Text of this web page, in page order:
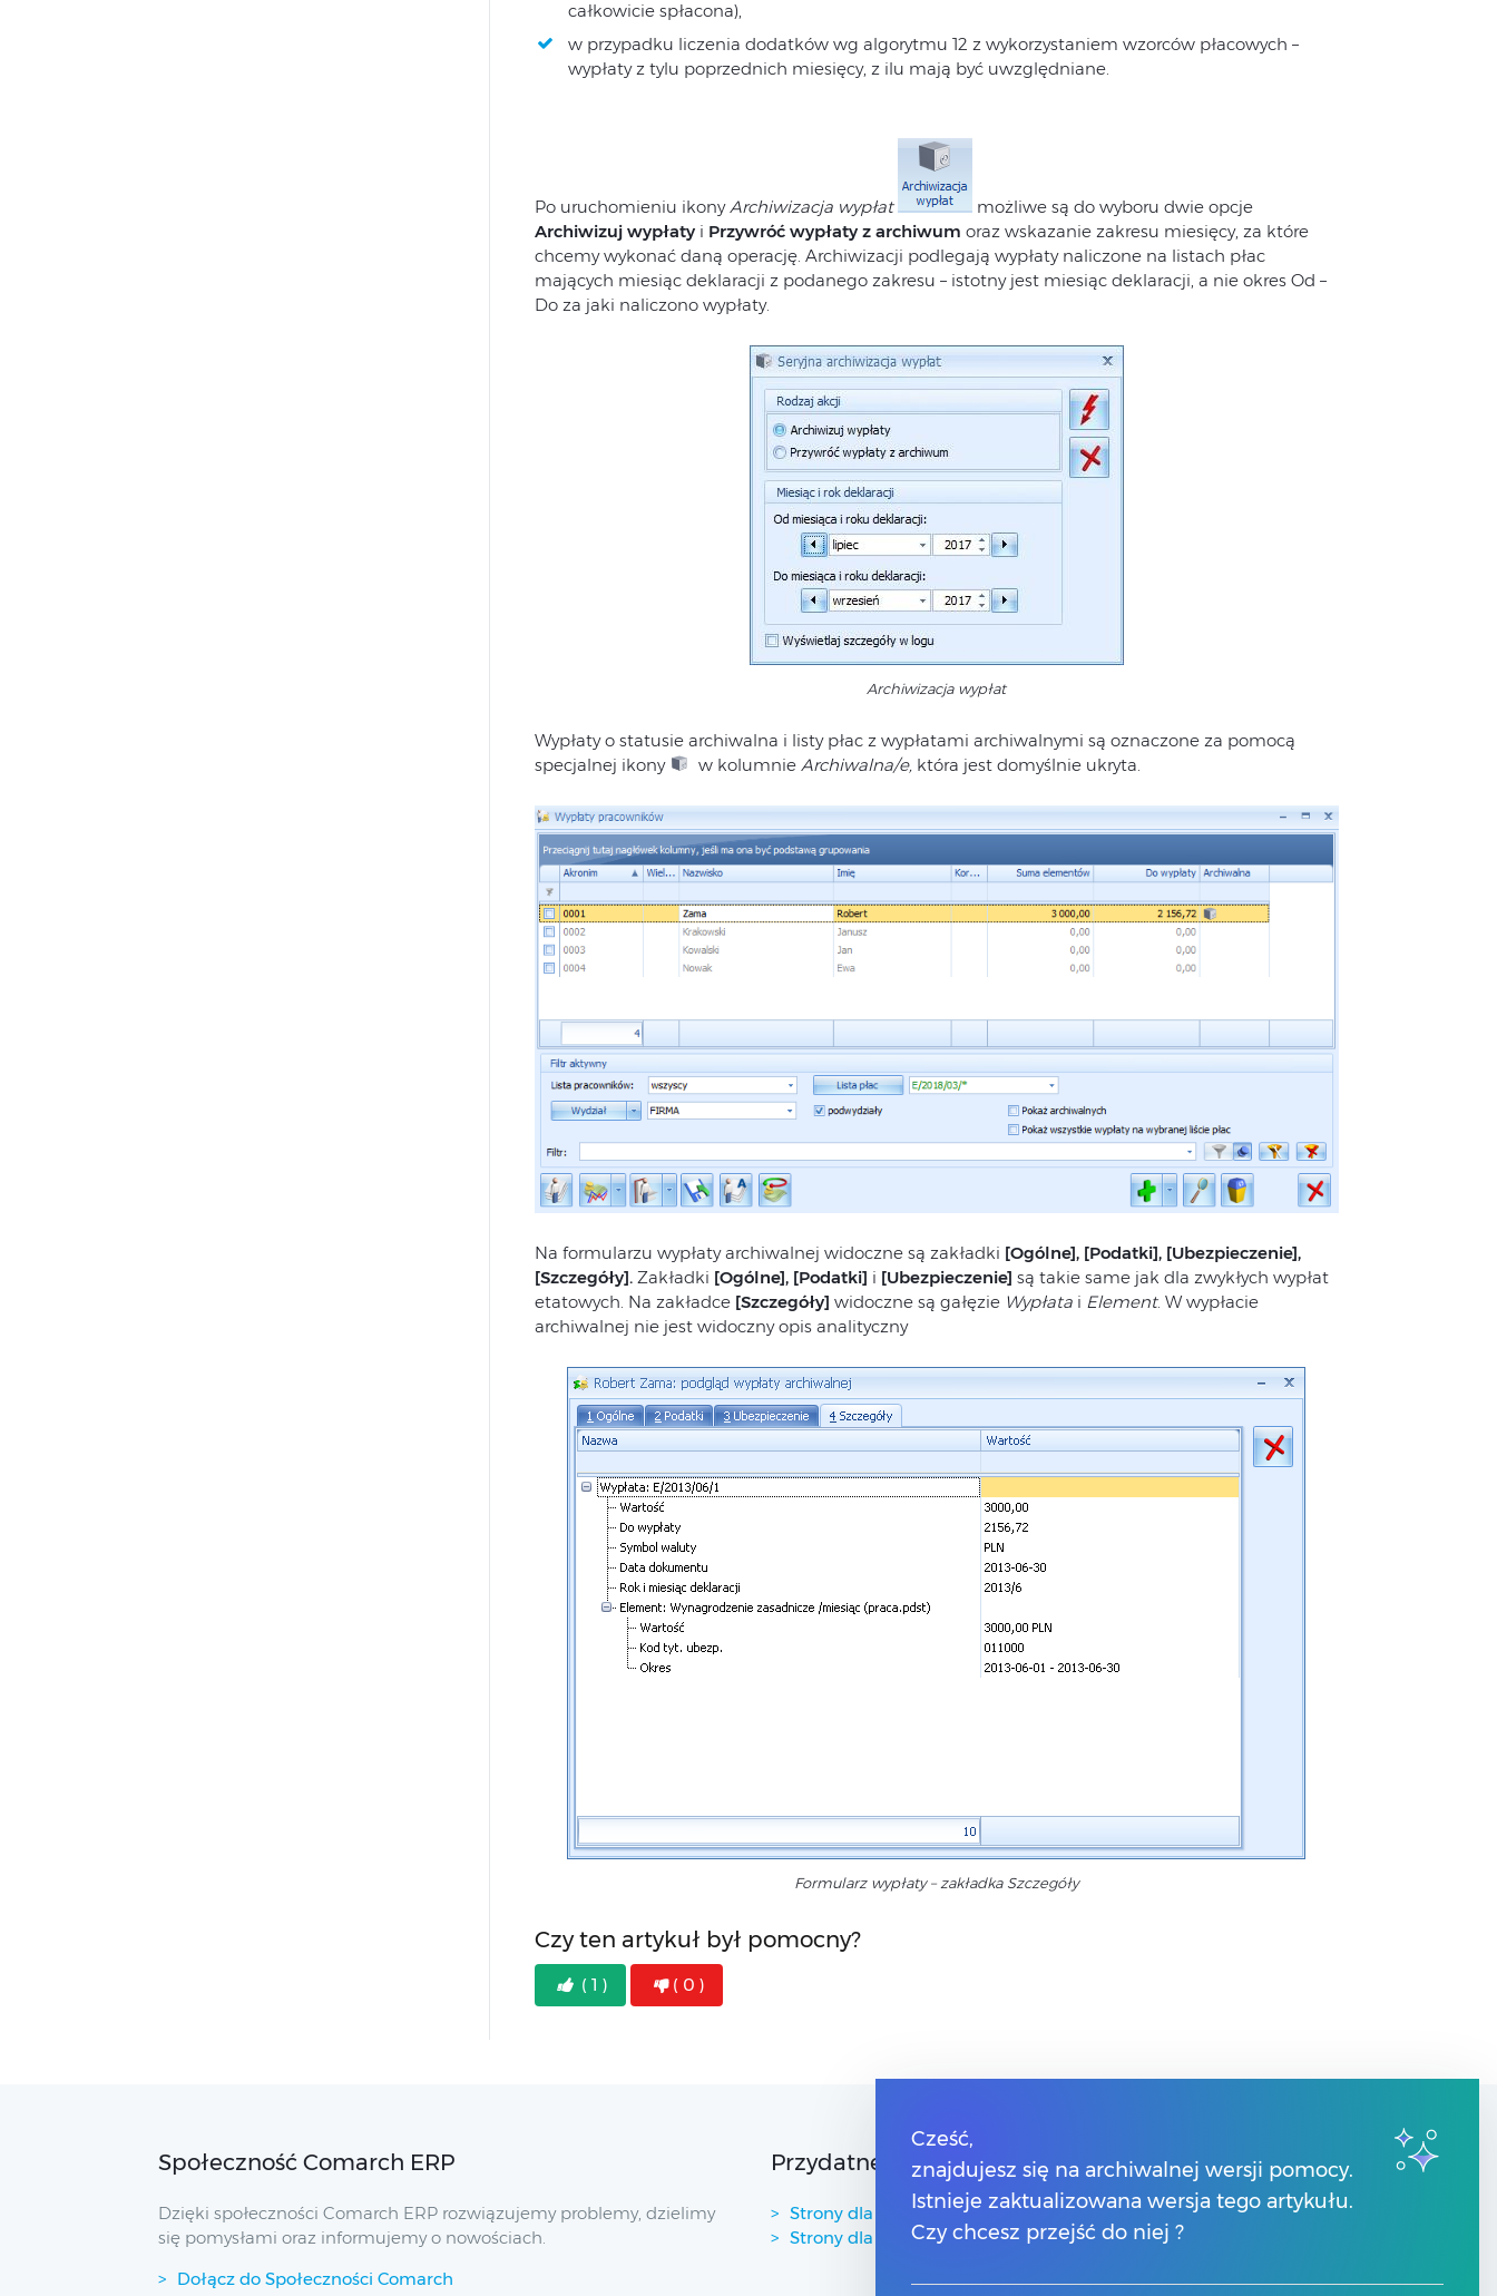
całkowicie spłacona),
w przypadku liczenia dodatków wg algorytmu 12 z wykorzystaniem wzorców płacowych –
wypłaty z tylu poprzednich miesięcy, z ilu mają być uwzględniane.
Po uruchomieniu ikonyArchiwizacja wypłat
możliwe są do wyboru dwie opcje
Archiwizuj wypłatyi Przywróć wypłaty z archiwum oraz wskazanie zakresu miesięcy, za które
chcemy wykonać daną operację. Archiwizacji podlegają wypłaty naliczone na listach płac
mających miesiąc deklaracji z podanego zakresu – istotny jest miesiąc deklaracji, a nie okres Od –
Do za jaki naliczono wypłaty.
Archiwizacja wypłat
Wypłaty o statusie archiwalna i listy płac z wypłatami archiwalnymi są oznaczone za pomocą
specjalnej ikony
w kolumnie Archiwalna/e,która jest domyślnie ukryta.
Na formularzu wypłaty archiwalnej widoczne są zakładki [Ogólne], [Podatki], [Ubezpieczenie],
[Szczegóły].Zakładki [Ogólne], [Podatki] i [Ubezpieczenie] są takie same jak dla zwykłych wypłat
etatowych. Na zakładce [Szczegóły] widoczne są gałęzie Wypłatai Element. W wypłacie
archiwalnej nie jest widoczny opis analityczny
Formularz wypłaty – zakładka Szczegóły
Czy ten artykuł był pomocny?
( 1 ) ( 0 )
Społeczność Comarch ERP
Dzięki społeczności Comarch ERP rozwiązujemy problemy, dzielimy
się pomysłami oraz informujemy o nowościach.
Dołącz do Społeczności Comarch
Przydatne linki
Strony dla Klientów
Strony dla Partnerów
Kontakt
Numery telefonów
Znajdź Partnera Comarch
Cześć,
znajdujesz się na archiwalnej wersji pomocy.
Istnieje zaktualizowana wersja tego artykułu.
Czy chcesz przejść do niej ?